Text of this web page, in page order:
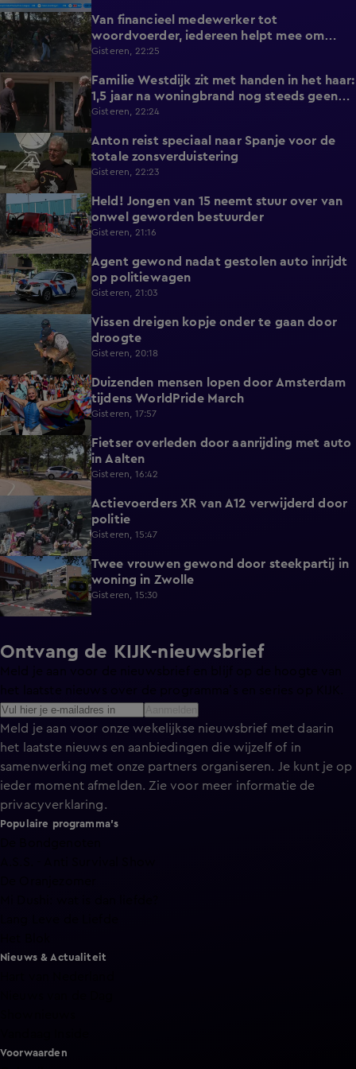
2:14
Van financieel medewerker tot
woordvoerder, iedereen helpt mee om
nieuwe natuurbrand te voorkomen
Gisteren, 22:25
2:10
Familie Westdijk zit met handen in het haar:
1,5 jaar na woningbrand nog steeds geen
zicht op hulp
Gisteren, 22:24
1:42
Anton reist speciaal naar Spanje voor de
totale zonsverduistering
Gisteren, 22:23
0:30
Held! Jongen van 15 neemt stuur over van
onwel geworden bestuurder
Gisteren, 21:16
0:32
Agent gewond nadat gestolen auto inrijdt
op politiewagen
Gisteren, 21:03
1:20
Vissen dreigen kopje onder te gaan door
droogte
Gisteren, 20:18
0:31
Duizenden mensen lopen door Amsterdam
tijdens WorldPride March
Gisteren, 17:57
0:32
Fietser overleden door aanrijding met auto
in Aalten
Gisteren, 16:42
0:39
Actievoerders XR van A12 verwijderd door
politie
Gisteren, 15:47
0:45
Twee vrouwen gewond door steekpartij in
woning in Zwolle
Gisteren, 15:30
Ontvang de KIJK-nieuwsbrief
Meld je aan voor de nieuwsbrief en blijf op de hoogte van
Meld je aan voor onze wekelijkse nieuwsbrief met daarin
het laatste nieuws en aanbiedingen die wijzelf of in
samenwerking met onze partners organiseren. Je kunt je op
ieder moment afmelden. Zie voor meer informatie de
privacyverklaring.
Populaire programma's
Nieuws & Actualiteit
Voorwaarden